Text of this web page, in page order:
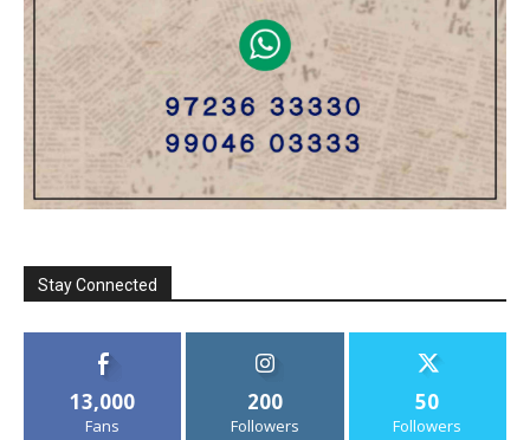
Stay Connected
13,000
Fans
200
Followers
50
Followers